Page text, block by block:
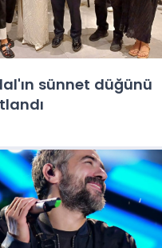
sünnet düğünü